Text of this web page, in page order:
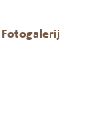
Fotogalerij